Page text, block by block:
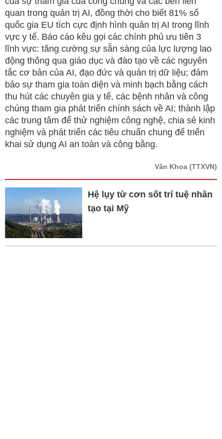
quan trong quản trị AI, đồng thời cho biết 81% số
quốc gia EU tích cực định hình quản trị AI trong lĩnh
vực y tế. Báo cáo kêu gọi các chính phủ ưu tiên 3
lĩnh vực: tăng cường sự sẵn sàng của lực lượng lao
động thông qua giáo dục và đào tạo về các nguyên
tắc cơ bản của AI, đạo đức và quản trị dữ liệu; đảm
bảo sự tham gia toàn diện và minh bạch bằng cách
thu hút các chuyên gia y tế, các bệnh nhân và công
chúng tham gia phát triển chính sách về AI; thành lập
các trung tâm để thử nghiệm công nghệ, chia sẻ kinh
nghiệm và phát triển các tiêu chuẩn chung để triển
khai sử dụng AI an toàn và công bằng.
Văn Khoa (TTXVN)
Hệ lụy từ cơn sốt trí tuệ nhân
tạo tại Mỹ